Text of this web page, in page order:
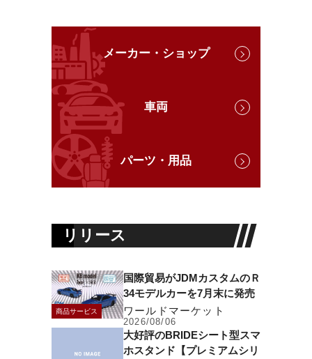
メーカー・ショップ
車両
パーツ・用品
リリース
商品サービス
国際貿易がJDMカスタムのＲ
34モデルカーを7月末に発売
ワールドマーケット
2026/08/06
大好評のBRIDEシート型スマ
ホスタンド【プレミアムシリ